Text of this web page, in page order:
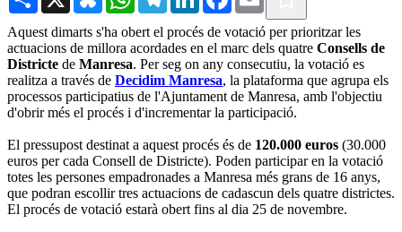
Aquest dimarts s'ha obert el procés de votació per prioritzar les
actuacions de millora acordades en el marc dels quatre Consells de
Districte de Manresa. Per seg on any consecutiu, la votació es
realitza a través de Decidim Manresa, la plataforma que agrupa els
processos participatius de l'Ajuntament de Manresa, amb l'objectiu
d'obrir més el procés i d'incrementar la participació.
El pressupost destinat a aquest procés és de 120.000 euros (30.000
euros per cada Consell de Districte). Poden participar en la votació
totes les persones empadronades a Manresa més grans de 16 anys,
que podran escollir tres actuacions de cadascun dels quatre districtes.
El procés de votació estarà obert fins al dia 25 de novembre.